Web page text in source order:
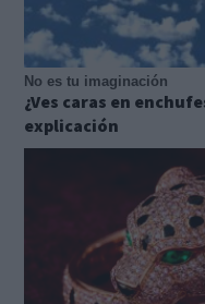
No es tu imaginación
¿Ves caras en
explicación